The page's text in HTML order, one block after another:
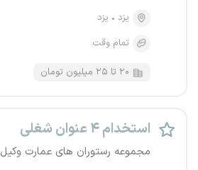
یزد
یزد
تمام وقت
۲۰ تا ۲۵ میلیون تومان
استخدام ۴ عنوان شغلی
مجموعه رستوران های عمارت وکیل